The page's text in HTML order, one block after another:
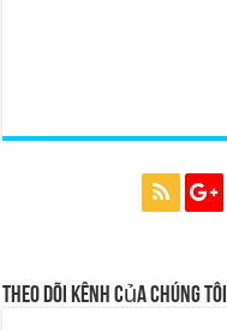
Theo dõi kênh của chúng tôi